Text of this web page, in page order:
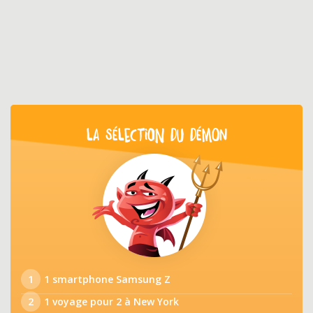
LA SÉLECTION DU DÉMON
1
1 smartphone Samsung Z
2
1 voyage pour 2 à New York